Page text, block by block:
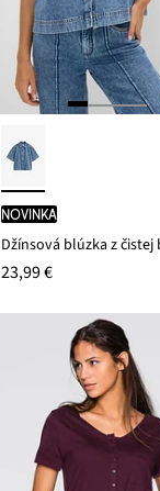
novinka
Džínsová blúzka z
23,99 €